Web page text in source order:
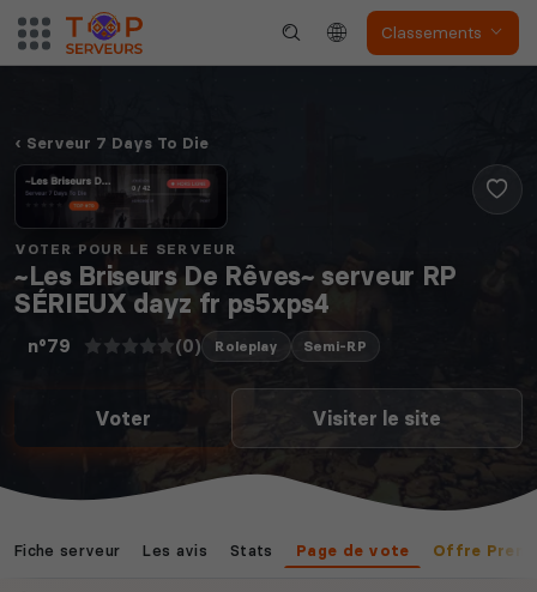
Classements
Serveur 7 Days To Die
VOTER POUR LE SERVEUR
~Les Briseurs De Rêves~ serveur RP
SÉRIEUX dayz fr ps5xps4
n°79 (0) Roleplay Semi-RP
Voter Visiter le site
Fiche serveur Les avis Stats Page de vote Offre